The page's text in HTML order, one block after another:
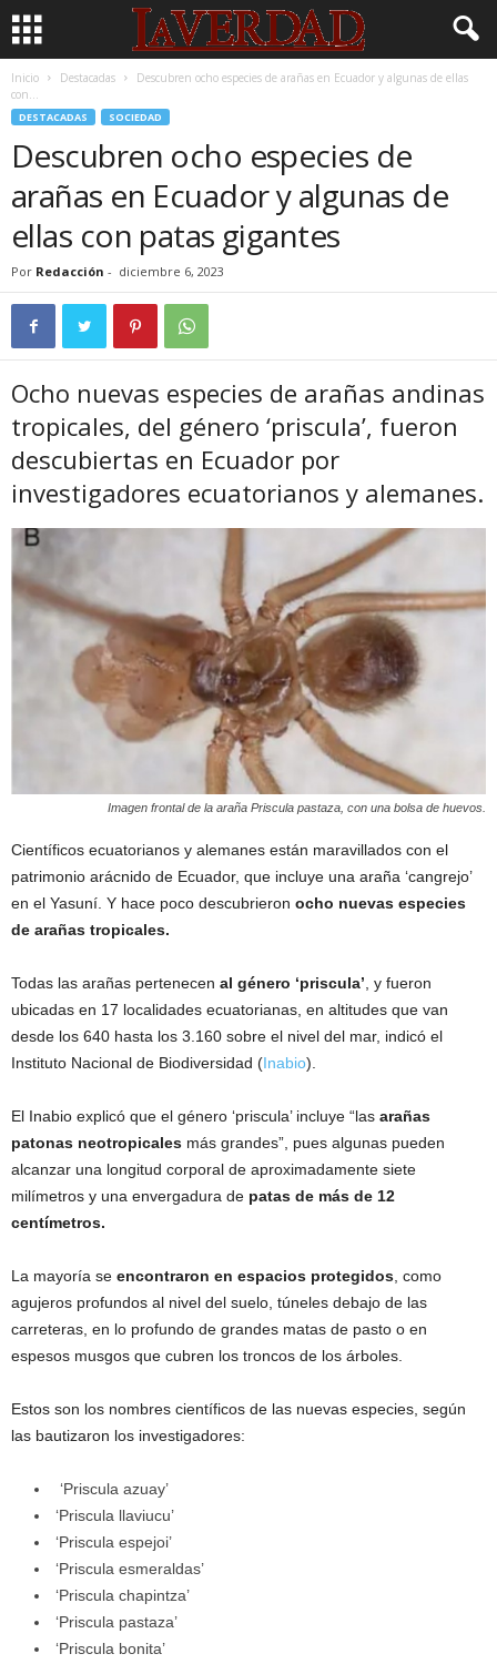
Inicio Destacadas
Descubren ocho especies de arañas en Ecuador y algunas de ellas
con...
DESTACADAS SOCIEDAD
Descubren ocho especies de
arañas en Ecuador y algunas de
ellas con patas gigantes
Por Redacción - diciembre 6, 2023
Ocho nuevas especies de arañas andinas
tropicales, del género ‘priscula’, fueron
descubiertas en Ecuador por
investigadores ecuatorianos y alemanes.
Imagen frontal de la araña Priscula pastaza, con una bolsa de huevos.
Científicos ecuatorianos y alemanes están maravillados con el
patrimonio arácnido de Ecuador, que incluye una araña ‘cangrejo’
en el Yasuní. Y hace poco descubrieron ocho nuevas especies
de arañas tropicales.
Todas las arañas pertenecen al género ‘priscula’ , y fueron
ubicadas en 17 localidades ecuatorianas, en altitudes que van
desde los 640 hasta los 3.160 sobre el nivel del mar, indicó el
Instituto Nacional de Biodiversidad (Inabio).
El Inabio explicó que el género ‘priscula’ incluye “las arañas
patonas neotropicales más grandes”, pues algunas pueden
alcanzar una longitud corporal de aproximadamente siete
milímetros y una envergadura de patas de más de 12
centímetros.
La mayoría se encontraron en espacios protegidos , como
agujeros profundos al nivel del suelo, túneles debajo de las
carreteras, en lo profundo de grandes matas de pasto o en
espesos musgos que cubren los troncos de los árboles.
Estos son los nombres científicos de las nuevas especies, según
las bautizaron los investigadores:
‘Priscula azuay’
‘Priscula llaviucu’
‘Priscula espejoi’
‘Priscula esmeraldas’
‘Priscula chapintza’
‘Priscula pastaza’
‘Priscula bonita’